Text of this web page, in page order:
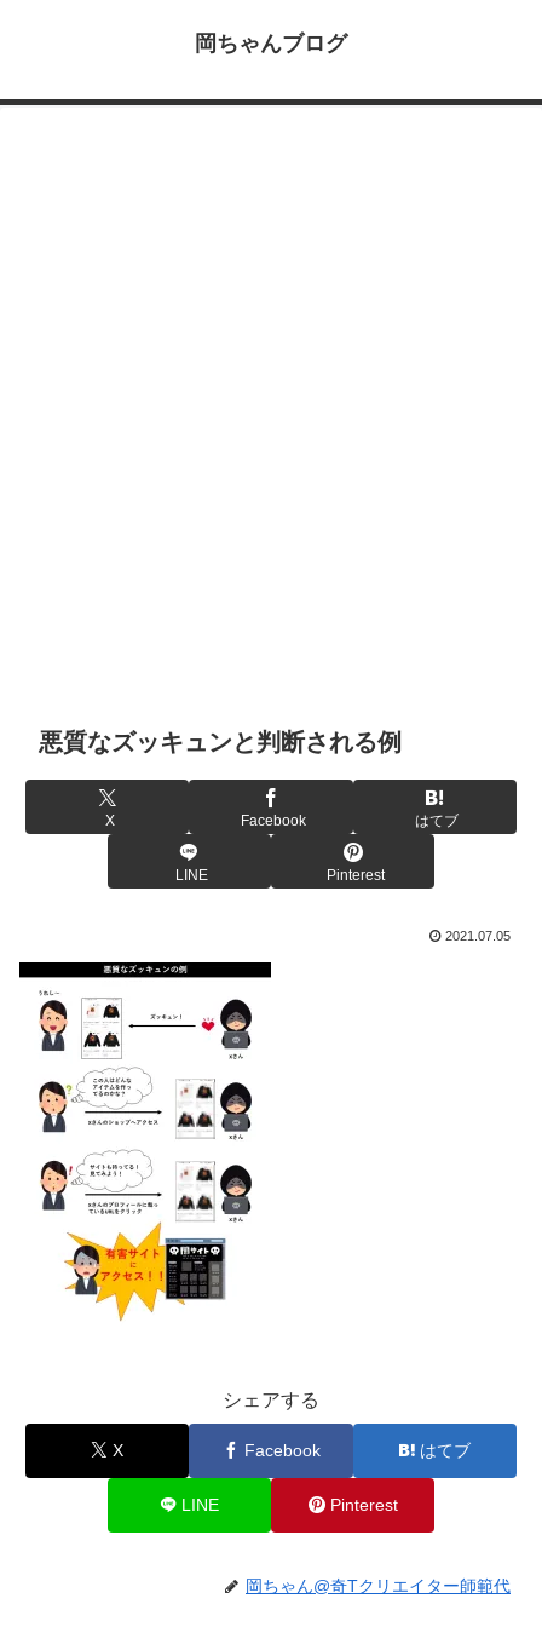
岡ちゃんブログ
悪質なズッキュンと判断される例
X Facebook はてブ
LINE Pinterest
2021.07.05
シェアする
X Facebook はてブ
LINE Pinterest
岡ちゃん@奇Tクリエイター師範代